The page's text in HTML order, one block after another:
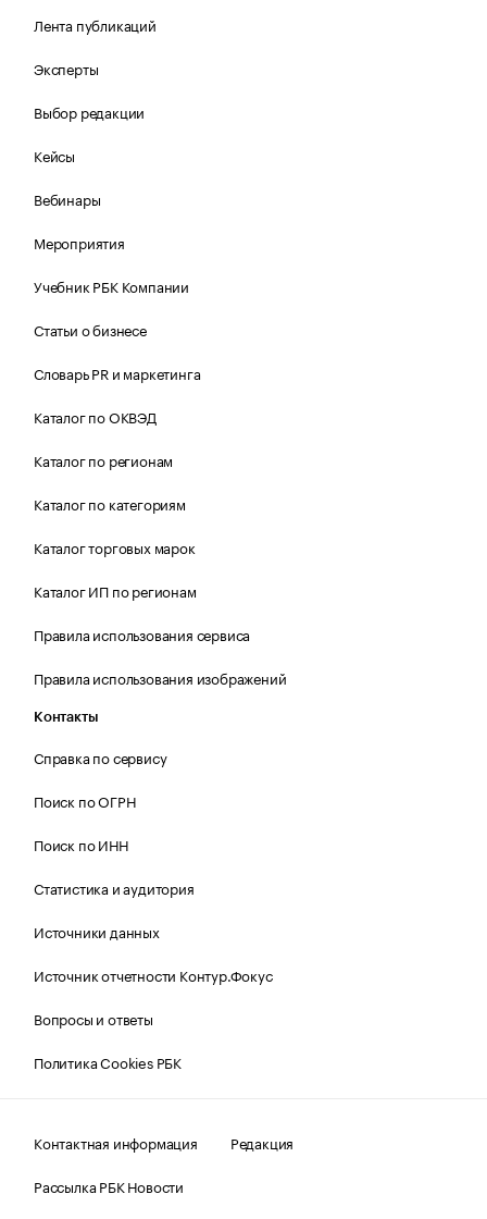
Лента публикаций
Эксперты
Выбор редакции
Кейсы
Вебинары
Мероприятия
Учебник РБК Компании
Статьи о бизнесе
Словарь PR и маркетинга
Каталог по ОКВЭД
Каталог по регионам
Каталог по категориям
Каталог торговых марок
Каталог ИП по регионам
Правила использования сервиса
Правила использования изображений
Контакты
Справка по сервису
Поиск по ОГРН
Поиск по ИНН
Статистика и аудитория
Источники данных
Источник отчетности Контур.Фокус
Вопросы и ответы
Политика Cookies РБК
Контактная информация
Редакция
Рассылка РБК Новости